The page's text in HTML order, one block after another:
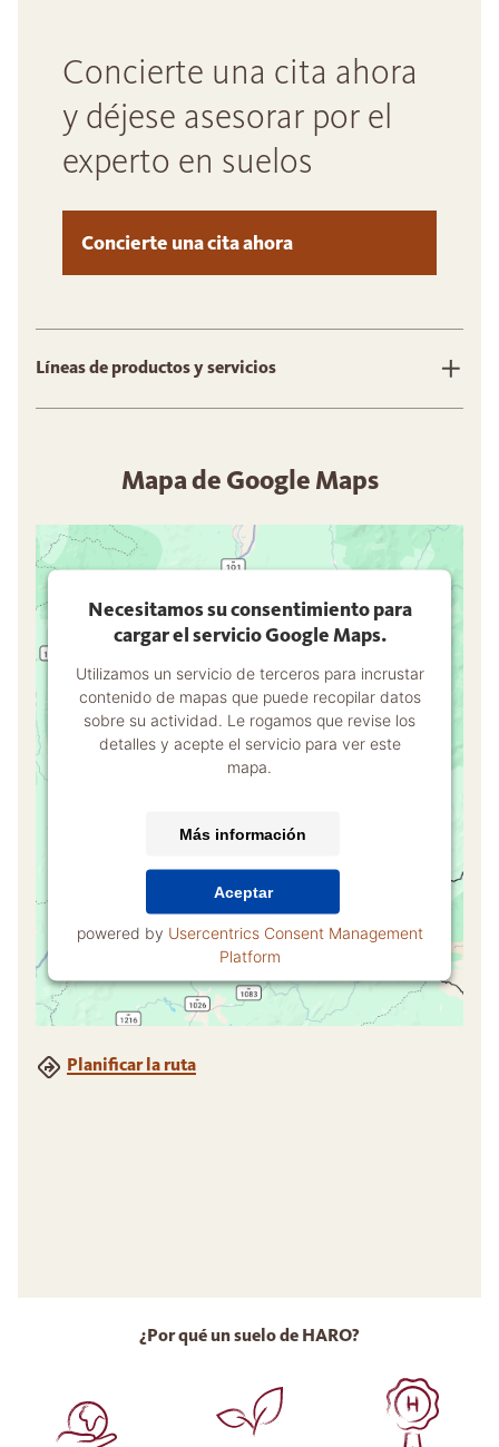
Concierte una cita ahora
y déjese asesorar por el
experto en suelos
Concierte una cita ahora
Líneas de productos y servicios
Mapa de Google Maps
Necesitamos su consentimiento para
cargar el servicio Google Maps.
Utilizamos un servicio de terceros para incrustar
contenido de mapas que puede recopilar datos
sobre su actividad. Le rogamos que revise los
detalles y acepte el servicio para ver este
mapa.
Más información
Aceptar
powered by Usercentrics Consent Management
Platform
Planificar la ruta
¿Por qué un suelo de HARO?